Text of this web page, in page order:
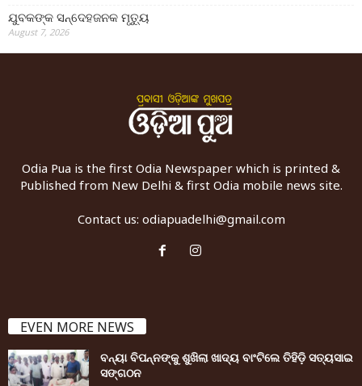
ଯୁବକଙ୍କ ସନ୍ଦେହଜନକ ମୃତ୍ୟୁ
August 7, 2026
Odia Pua is the first Odia Newspaper which is printed &
Published from New Delhi & first Odia mobile news site.
Contact us: odiapuadelhi@gmail.com
EVEN MORE NEWS
ବନ୍ୟା ବିପନ୍ନଙ୍କୁ ଶୁଖିଲା ଖାଦ୍ୟ ବାଂଟିଲେ ତିହିଡି଼ ସତ୍ୟସାଇ
ସଙ୍ଗଠନ